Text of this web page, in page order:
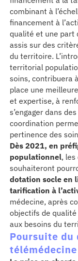
combinant à
financement à
qualité et une part
assis sur des
du territoire.
territorial
soins, contribuera
place une
et expertise, à
s’engager dans
coordination
pertinence des
Dès 2021, en
populationnel,
souhaiteront
dotation socle en
tarification à
médecine, après
objectifs de
aux besoins du
Poursuite du
télémédecine